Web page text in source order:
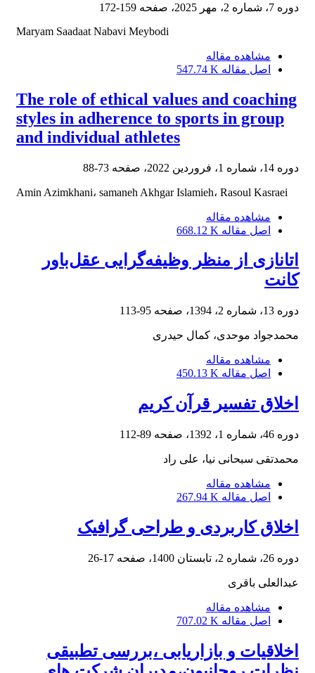
دوره 7، شماره 2، مهر 2025، صفحه
159-172
Maryam Saadaat Nabavi Meybodi
مشاهده مقاله
اصل مقاله 547.74 K
The role of ethical values and coaching
styles in adherence to sports in group
and individual athletes
دوره 14، شماره 1، فروردین 2022، صفحه 73-88
Amin Azimkhani، samaneh Akhgar Islamieh، Rasoul Kasraei
مشاهده مقاله
اصل مقاله 668.12 K
اتانازی از منظر وظیفه‌گرایی عقل‌باور
کانت
دوره 13، شماره 2، 1394، صفحه 95-113
محمدجواد موحدی، کمال حیدری
مشاهده مقاله
اصل مقاله 450.13 K
اخلاق تفسیر قرآن کریم
دوره 46، شماره 1، 1392، صفحه 89-112
محمدتقی سبحانی نیا، علی راد
مشاهده مقاله
اصل مقاله 267.94 K
اخلاق کاربردی و طراحی گرافیک
دوره 26، شماره 2، تابستان 1400، صفحه 17-26
عبدالعلی باقری
مشاهده مقاله
اصل مقاله 707.02 K
اخلاقیات و بازاریابی ،بررسی تطبیقی